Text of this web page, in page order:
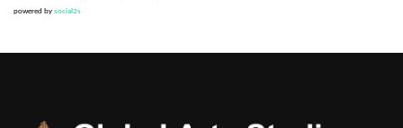
powered by social2s